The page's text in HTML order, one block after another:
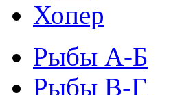
Хопер
Рыбы А-Б
Рыбы В-Г